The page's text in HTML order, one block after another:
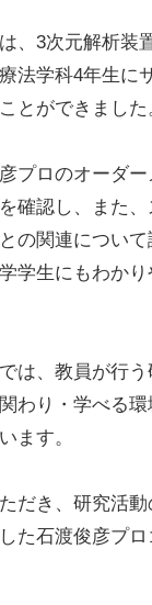
、3次元解析装
法学科4年生に
とができました
プロのオーダ
確認し、また
の関連について
学生にもわか
は、教員が行
わり・学べる
ます。
だき、研究活
た石渡俊彦プ